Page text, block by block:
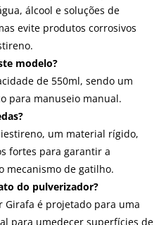
álcool e soluções de
evite produtos corrosivos
modelo?
de 550ml, sendo um
para manuseio manual.
um material rígido,
fortes para garantir a
mecanismo de gatilho.
do pulverizador?
Girafa é projetado para uma
para umedecer superfícies de